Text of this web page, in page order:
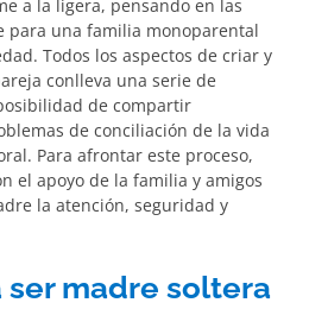
a la ligera, pensando en las
para una familia monoparental
Todos los aspectos de criar y
conlleva una serie de
de compartir
de conciliación de la vida
Para afrontar este proceso,
el apoyo de la familia y amigos
la atención, seguridad y
ser madre soltera